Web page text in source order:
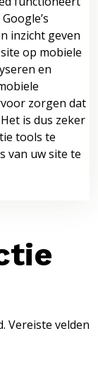
inzicht geven
op mobiele
en
zorgen dat
is dus zeker
tools te
van uw site te
Vereiste velden